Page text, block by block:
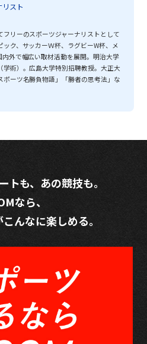
リスト
リーのスポーツジャーナリストとして
ク、サッカーＷ杯、ラグビーW杯、メ
外で幅広い取材活動を展開。明治大学
術）。広島大学特別招聘教授。大正大
ーツ名勝負物語」「勝者の思考法」な
トも、あの競技も。
なら、
んなに楽しめる。